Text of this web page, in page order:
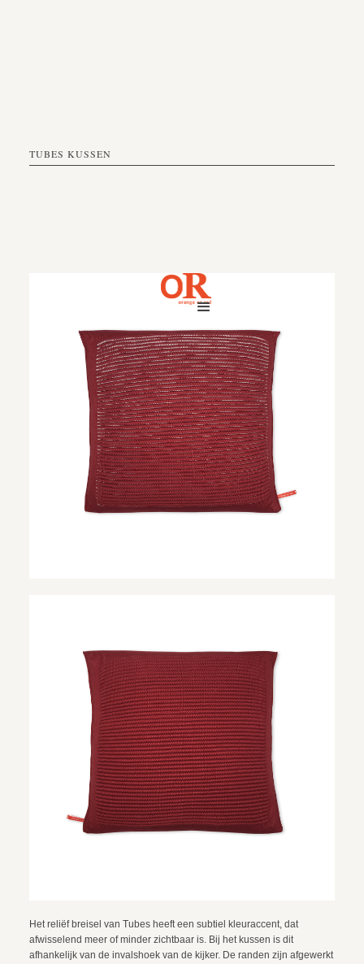
TUBES KUSSEN
Het reliëf breisel van Tubes heeft een subtiel kleuraccent, dat
afwisselend meer of minder zichtbaar is. Bij het kussen is dit
afhankelijk van de invalshoek van de kijker. De randen zijn afgewerkt